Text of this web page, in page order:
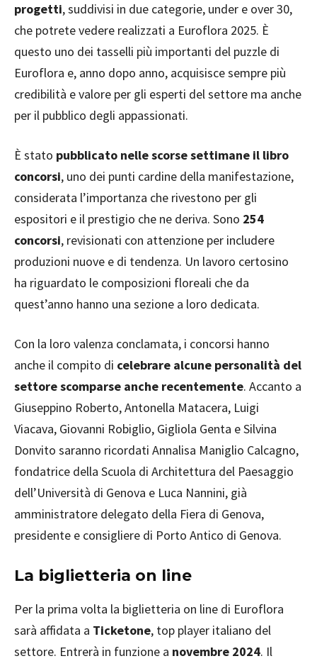
progetti, suddivisi in due categorie, under e over 30,
che potrete vedere realizzati a Euroflora 2025. È
questo uno dei tasselli più importanti del puzzle di
Euroflora e, anno dopo anno, acquisisce sempre più
credibilità e valore per gli esperti del settore ma anche
per il pubblico degli appassionati.
È stato pubblicato nelle scorse settimane il libro
concorsi, uno dei punti cardine della manifestazione,
considerata l’importanza che rivestono per gli
espositori e il prestigio che ne deriva. Sono 254
concorsi, revisionati con attenzione per includere
produzioni nuove e di tendenza. Un lavoro certosino
ha riguardato le composizioni floreali che da
quest’anno hanno una sezione a loro dedicata.
Con la loro valenza conclamata, i concorsi hanno
anche il compito di celebrare alcune personalità del
settore scomparse anche recentemente. Accanto a
Giuseppino Roberto, Antonella Matacera, Luigi
Viacava, Giovanni Robiglio, Gigliola Genta e Silvina
Donvito saranno ricordati Annalisa Maniglio Calcagno,
fondatrice della Scuola di Architettura del Paesaggio
dell’Università di Genova e Luca Nannini, già
amministratore delegato della Fiera di Genova,
presidente e consigliere di Porto Antico di Genova.
La biglietteria on line
Per la prima volta la biglietteria on line di Euroflora
sarà affidata a Ticketone, top player italiano del
settore. Entrerà in funzione a novembre 2024. Il